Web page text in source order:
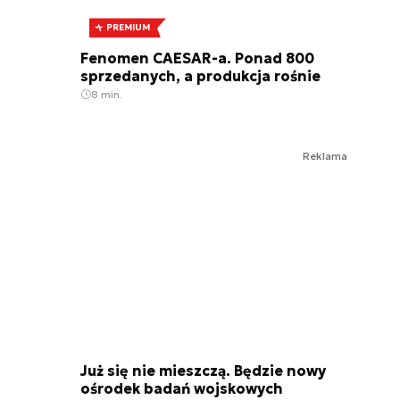
PREMIUM
Fenomen CAESAR-a. Ponad 800
sprzedanych, a produkcja rośnie
8 min.
Reklama
Już się nie mieszczą. Będzie nowy
ośrodek badań wojskowych